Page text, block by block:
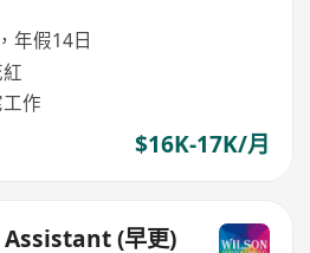
年假14日
作
$16K-17K/月
(早更)